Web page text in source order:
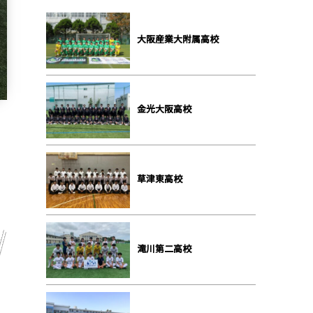
大阪産業大附属高校
金光大阪高校
草津東高校
滝川第二高校